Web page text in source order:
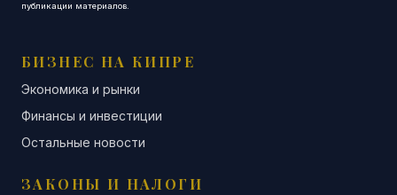
публикации материалов.
БИЗНЕС НА КИПРЕ
Экономика и рынки
Финансы и инвестиции
Остальные новости
ЗАКОНЫ И НАЛОГИ